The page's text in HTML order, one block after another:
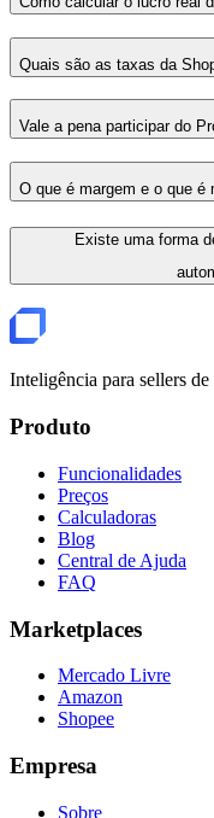
Quais são as taxas da
Vale a pena participar do
O que é margem e o que é
Existe uma forma
Inteligência para sellers
Produto
Funcionalidades
Preços
Calculadoras
Blog
Central de Ajuda
FAQ
Marketplaces
Mercado Livre
Amazon
Shopee
Empresa
Sobre